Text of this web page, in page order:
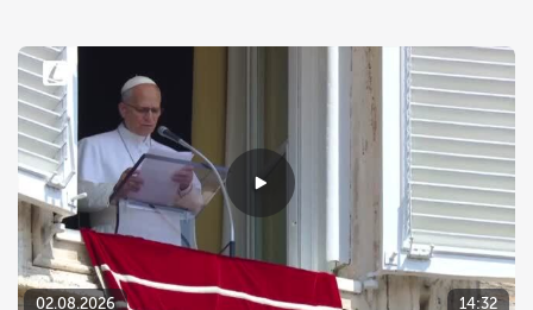
02.08.2026 14:32